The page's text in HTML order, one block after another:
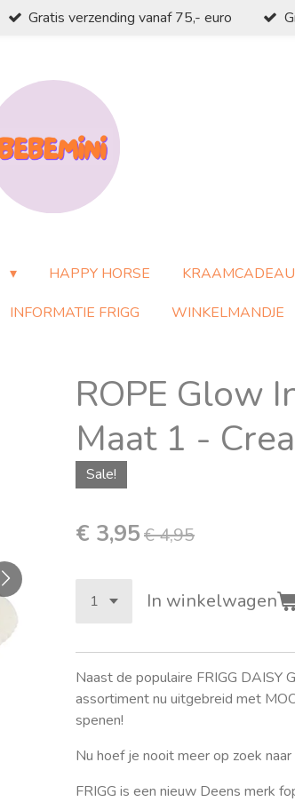
Gratis verzending vanaf 75,- euro
HAPPY HORSE KRAAMCADEAU
INFORMATIE FRIGG WINKELMANDJE
ROPE Glow
Maat 1 -
Sale!
€ 3,95€ 4,95
In winkelwagen
Naast de populaire FRIGG DAISY
assortiment nu uitgebreid met
spenen!
Nu hoef je nooit meer op zoek
FRIGG is een nieuw Deens merk